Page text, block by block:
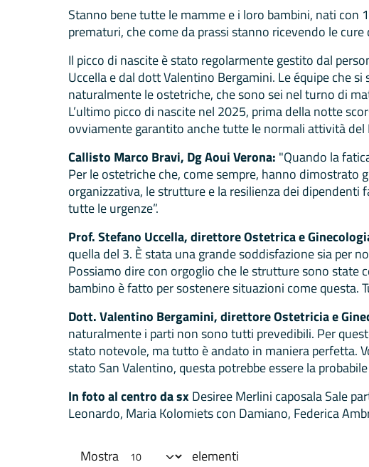
Stanno bene tutte le mamme e i loro bambini, nati con
prematuri, che come da prassi stanno ricevendo le
Il picco di nascite è stato regolarmente gestito dal
Uccella e dal dott Valentino Bergamini. Le équipe che
naturalmente le ostetriche, che sono sei nel turno di
L’ultimo picco di nascite nel 2025, prima della notte
ovviamente garantito anche tutte le normali attività
Callisto Marco Bravi, Dg Aoui Verona: "Quando la
Per le ostetriche che, come sempre, hanno dimostrato
organizzativa, le strutture e la resilienza dei dipendenti
tutte le urgenze”.
Prof. Stefano Uccella, direttore Ostetrica e
quella del 3. È stata una grande soddisfazione sia per
Possiamo dire con orgoglio che le strutture sono state
bambino è fatto per sostenere situazioni come questa.
Dott. Valentino Bergamini, direttore Ostetricia e
naturalmente i parti non sono tutti prevedibili. Per
stato notevole, ma tutto è andato in maniera perfetta.
stato San Valentino, questa potrebbe essere la
In foto al centro da sx Desiree Merlini caposala Sale
Leonardo, Maria Kolomiets con Damiano, Federica
Mostra elementi